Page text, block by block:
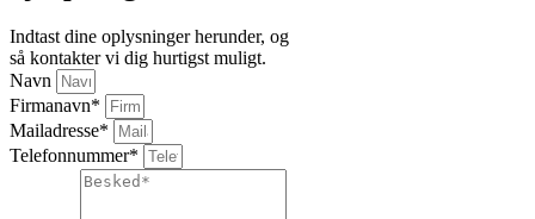
Indtast dine oplysninger herunder, og
så kontakter vi dig hurtigst muligt.
Navn
Firmanavn*
Mailadresse*
Telefonnummer*